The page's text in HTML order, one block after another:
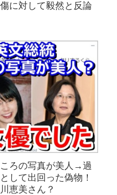
に対して毅然と反論
ろの写真が美人→過
して出回った偽物！
恵美さん？